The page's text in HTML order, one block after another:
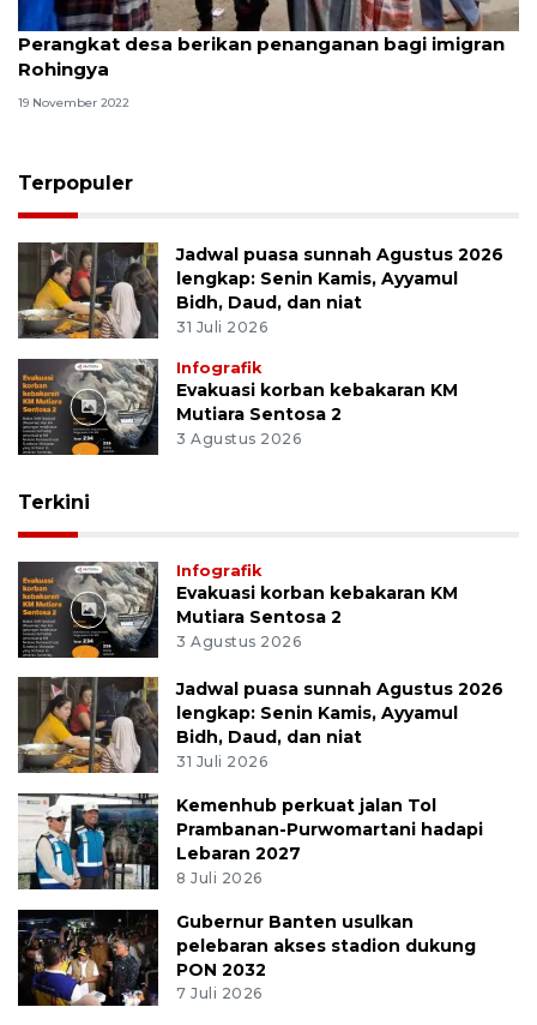
Perangkat desa berikan penanganan bagi imigran
Rohingya
19 November 2022
Terpopuler
Jadwal puasa sunnah Agustus 2026
lengkap: Senin Kamis, Ayyamul
Bidh, Daud, dan niat
31 Juli 2026
Infografik
Evakuasi korban kebakaran KM
Mutiara Sentosa 2
3 Agustus 2026
Terkini
Infografik
Evakuasi korban kebakaran KM
Mutiara Sentosa 2
3 Agustus 2026
Jadwal puasa sunnah Agustus 2026
lengkap: Senin Kamis, Ayyamul
Bidh, Daud, dan niat
31 Juli 2026
Kemenhub perkuat jalan Tol
Prambanan-Purwomartani hadapi
Lebaran 2027
8 Juli 2026
Gubernur Banten usulkan
pelebaran akses stadion dukung
PON 2032
7 Juli 2026